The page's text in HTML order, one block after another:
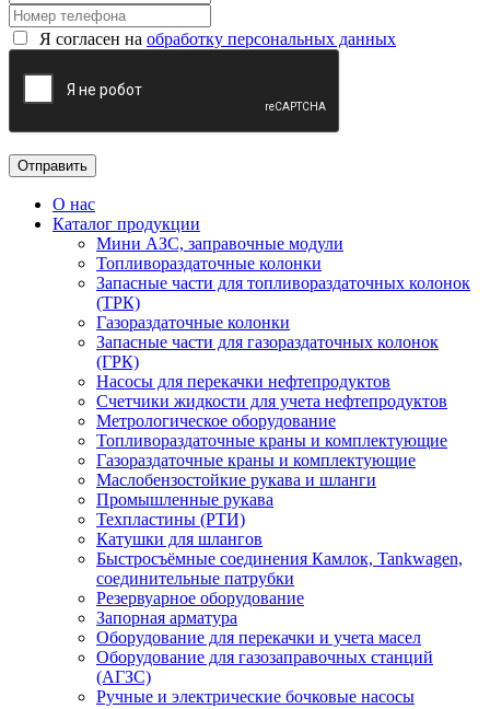
Я согласен на обработку персональных данных
О нас
Каталог продукции
Мини АЗС, заправочные модули
Топливораздаточные колонки
Запасные части для топливораздаточных колонок
(ТРК)
Газораздаточные колонки
Запасные части для газораздаточных колонок
(ГРК)
Насосы для перекачки нефтепродуктов
Счетчики жидкости для учета нефтепродуктов
Метрологическое оборудование
Топливораздаточные краны и комплектующие
Газораздаточные краны и комплектующие
Маслобензостойкие рукава и шланги
Промышленные рукава
Техпластины (РТИ)
Катушки для шлангов
Быстросъёмные соединения Камлок, Tankwagen,
соединительные патрубки
Резервуарное оборудование
Запорная арматура
Оборудование для перекачки и учета масел
Оборудование для газозаправочных станций
(АГЗС)
Ручные и электрические бочковые насосы